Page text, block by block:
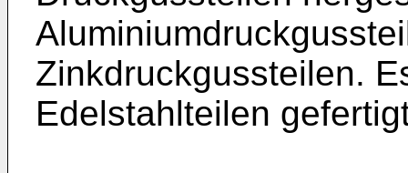
Zinkdruckgussteilen.
Edelstahlteilen